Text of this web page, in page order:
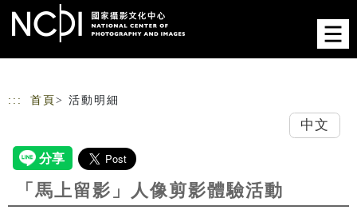
跳到主要內容
網站導覽
::: 首頁 > 活動明細
中文
「馬上留影」人像剪影體驗活動